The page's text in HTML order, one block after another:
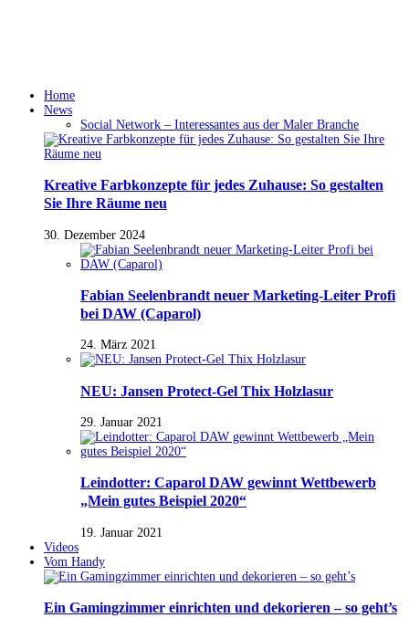
Home
News
Social Network – Interessantes aus der Maler Branche
Kreative Farbkonzepte für jedes Zuhause: So gestalten
Sie Ihre Räume neu
30. Dezember 2024
Fabian Seelenbrandt neuer Marketing-Leiter Profi
bei DAW (Caparol)
24. März 2021
NEU: Jansen Protect-Gel Thix Holzlasur
29. Januar 2021
Leindotter: Caparol DAW gewinnt Wettbewerb
„Mein gutes Beispiel 2020“
19. Januar 2021
Videos
Vom Handy
Ein Gamingzimmer einrichten und dekorieren – so geht’s